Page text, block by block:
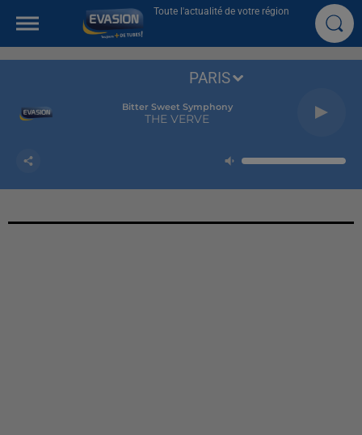
Toute l'actualité de votre région
Bitter Sweet Symphony
THE VERVE
PARIS